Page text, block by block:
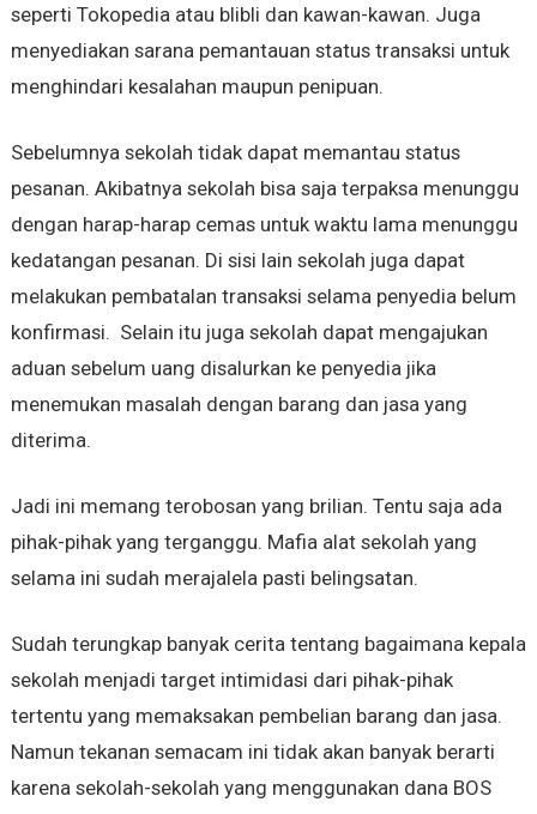
seperti Tokopedia atau blibli dan kawan-kawan. Juga
menyediakan sarana pemantauan status transaksi untuk
menghindari kesalahan maupun penipuan.
Sebelumnya sekolah tidak dapat memantau status
pesanan. Akibatnya sekolah bisa saja terpaksa menunggu
dengan harap-harap cemas untuk waktu lama menunggu
kedatangan pesanan. Di sisi lain sekolah juga dapat
melakukan pembatalan transaksi selama penyedia belum
konfirmasi. Selain itu juga sekolah dapat mengajukan
aduan sebelum uang disalurkan ke penyedia jika
menemukan masalah dengan barang dan jasa yang
diterima.
Jadi ini memang terobosan yang brilian. Tentu saja ada
pihak-pihak yang terganggu. Mafia alat sekolah yang
selama ini sudah merajalela pasti belingsatan.
Sudah terungkap banyak cerita tentang bagaimana kepala
sekolah menjadi target intimidasi dari pihak-pihak
tertentu yang memaksakan pembelian barang dan jasa.
Namun tekanan semacam ini tidak akan banyak berarti
karena sekolah-sekolah yang menggunakan dana BOS